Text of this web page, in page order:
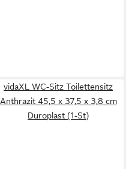
vidaXL WC-Sitz Toilettensitz
Anthrazit 45,5 x 37,5 x 3,8 cm
Duroplast (1-St)